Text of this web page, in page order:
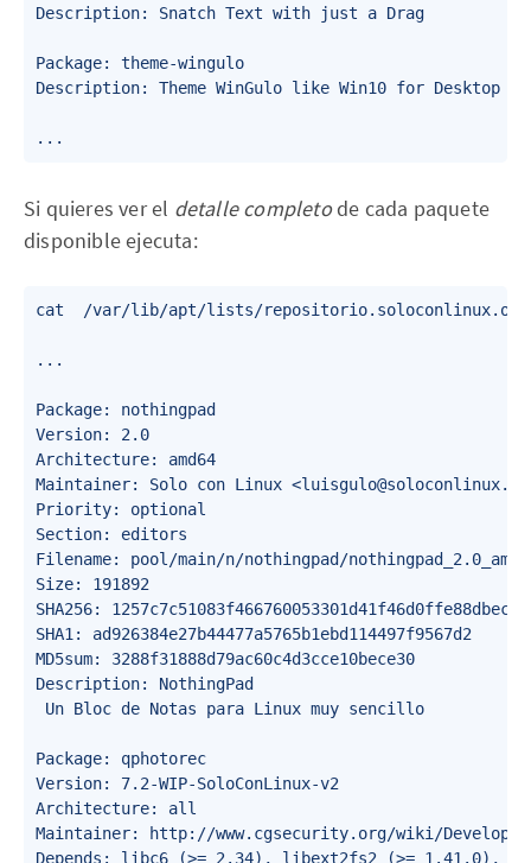
Description: Snatch Text with just a Drag
Package: theme-wingulo
Description: Theme WinGulo like Win10 for Desktop
Si quieres ver el detalle completode cada paquete
disponible ejecuta:
cat  /var/lib/apt/lists/
...
Package: nothingpad
Version: 2.0
Architecture: amd64
Maintainer: Solo con Linux
Priority: optional
Section: editors
Filename: pool/main/n/nothingpad/
Size: 191892
SHA256:
SHA1: ad926384e27b44477a5765b1ebd114497f9567d2
MD5sum: 3288f31888d79ac60c4d3cce10bece30
Description: NothingPad
Un Bloc de Notas para Linux muy sencillo
Package: qphotorec
Version: 7.2-WIP-SoloConLinux-v2
Architecture: all
Maintainer: http://www.cgsecurity.org/wiki/
Depends: libc6 (>= 2.34), libext2fs2 (>= 1.41.0),